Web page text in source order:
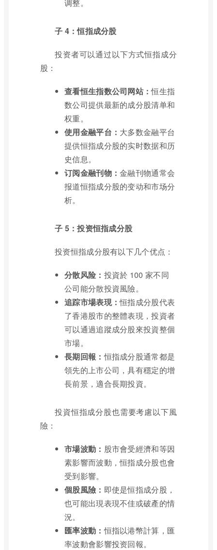
调整。
子 4：恒指成分股
投资者可以通过以下方式恒指成分
股：
查看恒生指数公司网站：恒生指
数公司提供最新的成分股清单和
权重。
使用金融平台： 大多数金融平台
提供恒指成分股的实时数据和历
史信息。
订阅金融刊物：金融刊物通常会
报道恒指成分股的变动和市场分
析。
子 5：投资恒指成分股
投资恒指成分股有以下几个优点：
分散风险： 投資於 100 家不同
公司能分散投資風險。
追踪市場表現：恒指成分股代表
了香港股市的整體表現，投資者
可以通過追蹤成分股來投資整個
市場。
長期回報：恒指成分股通常都是
領先的上市公司，具有穩定的增
長前景，適合長期投資。
投資恒指成分股也需要考慮以下風
險：
市場波動： 股市會受經濟和等因
素影響而波動，恒指成分股也會
受到影響。
個股風險： 即使是恒指成分股，
也可能出現表現不佳或破產的情
況。
匯率波動：恒指以港幣計算，匯
率波動會影響投资回報。